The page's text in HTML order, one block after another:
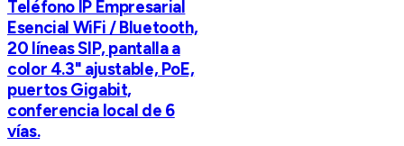
Teléfono IP Empresarial
Esencial WiFi / Bluetooth,
20 líneas SIP, pantalla a
color 4.3" ajustable, PoE,
puertos Gigabit,
conferencia local de 6
vías.